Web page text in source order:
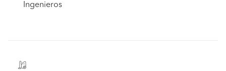
Ingenieros